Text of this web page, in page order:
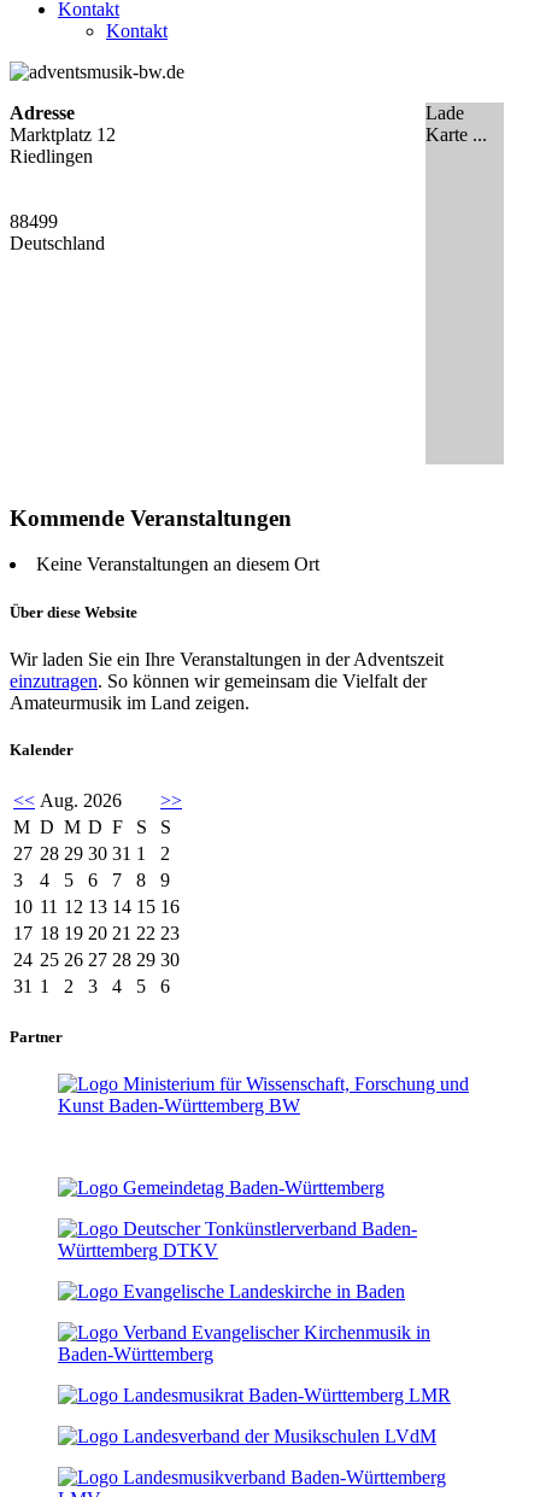
Kontakt
Kontakt
Lade
Karte ...
Adresse
Marktplatz 12
Riedlingen
88499
Deutschland
Kommende Veranstaltungen
Keine Veranstaltungen an diesem Ort
Über diese Website
Wir laden Sie ein Ihre Veranstaltungen in der Adventszeit
einzutragen. So können wir gemeinsam die Vielfalt der
Amateurmusik im Land zeigen.
Kalender
<< Aug. 2026
>>
M D M D F S
S
27 28 29 30 31 1
2
3
4 5 6 7 8
9
10 11 12 13 14 15 16
17 18 19 20 21 22 23
24 25 26 27 28 29 30
31 1 2 3 4 5 6
Partner